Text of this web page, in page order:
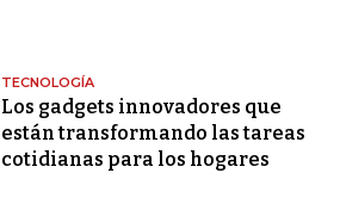
TECNOLOGÍA
Los gadgets innovadores que
están transformando las tareas
cotidianas para los hogares